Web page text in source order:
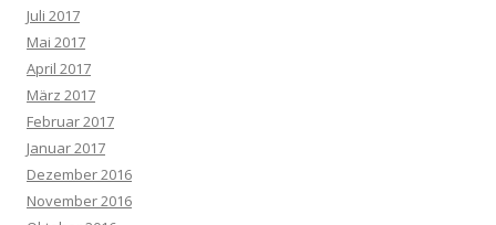
Juli 2017
Mai 2017
April 2017
März 2017
Februar 2017
Januar 2017
Dezember 2016
November 2016